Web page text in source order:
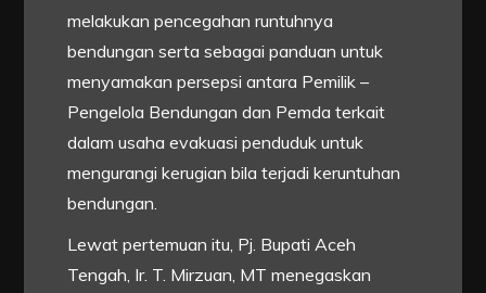
melakukan pencegahan runtuhnya
bendungan serta sebagai panduan untuk
menyamakan persepsi antara Pemilik –
Pengelola Bendungan dan Pemda terkait
dalam usaha evakuasi penduduk untuk
mengurangi kerugian bila terjadi keruntuhan
bendungan.
Lewat pertemuan itu, Pj. Bupati Aceh
Tengah, Ir. T. Mirzuan, MT menegaskan